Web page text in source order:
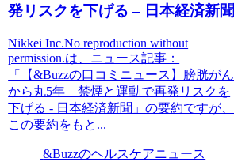
発リスクを下げる – 日本経済新聞
Nikkei Inc.No reproduction without
permission.は、ニュース記事：
「【&Buzzの口コミニュース】膀胱がん
から丸5年 禁煙と運動で再発リスクを
下げる - 日本経済新聞」の要約ですが、
この要約をもと...
&Buzzのヘルスケアニュース